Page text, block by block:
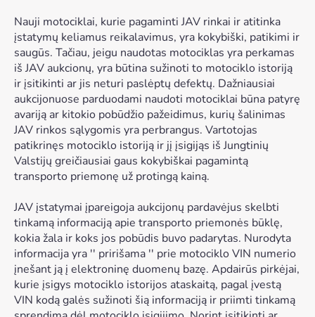
Nauji motociklai, kurie pagaminti JAV rinkai ir atitinka
įstatymų keliamus reikalavimus, yra kokybiški, patikimi ir
saugūs. Tačiau, jeigu naudotas motociklas yra perkamas
iš JAV aukcionų, yra būtina sužinoti to motociklo istoriją
ir įsitikinti ar jis neturi paslėptų defektų. Dažniausiai
aukcijonuose parduodami naudoti motociklai būna patyrę
avariją ar kitokio pobūdžio pažeidimus, kurių šalinimas
JAV rinkos sąlygomis yra perbrangus. Vartotojas
patikrinęs motociklo istoriją ir jį įsigijąs iš Jungtinių
Valstijų greičiausiai gaus kokybiškai pagamintą
transporto priemonę už protingą kainą.
JAV įstatymai įpareigoja aukcijonų pardavėjus skelbti
tinkamą informaciją apie transporto priemonės būklę,
kokia žala ir koks jos pobūdis buvo padarytas. Nurodyta
informacija yra '' pririšama '' prie motociklo VIN numerio
įnešant ją į elektroninę duomenų bazę. Apdairūs pirkėjai,
kurie įsigys motociklo istorijos ataskaitą, pagal įvestą
VIN kodą galės sužinoti šią informaciją ir priimti tinkamą